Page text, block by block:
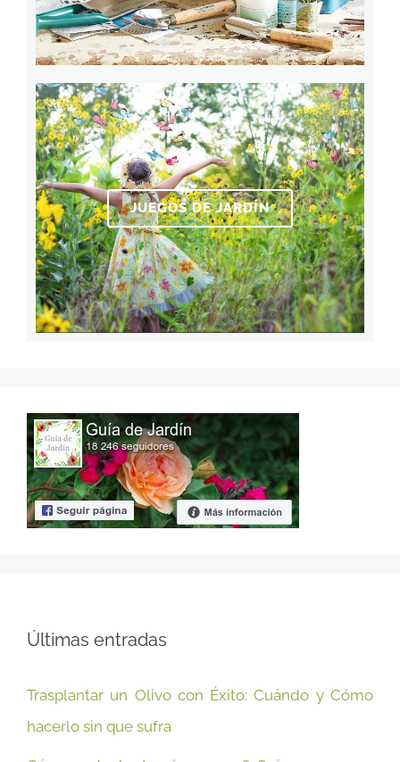
JUEGOS DE JARDÍN
Últimas entradas
Trasplantar un Olivo con Éxito: Cuándo y Cómo
hacerlo sin que sufra